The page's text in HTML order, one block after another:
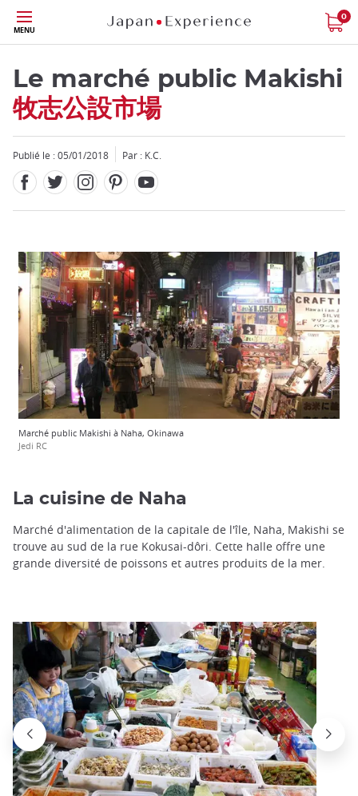
Skip
to
main
content
MENU
0
Le marché public Makishi
牧志公設市場
Publié le : 05/01/2018 Par : K.C.
Marché public Makishi à Naha, Okinawa
Jedi RC
La cuisine de Naha
Marché d'alimentation de la capitale de l'île, Naha, Makishi se
trouve au sud de la rue Kokusai-dôri. Cette halle offre une
grande diversité de poissons et autres produits de la mer.
Fermer